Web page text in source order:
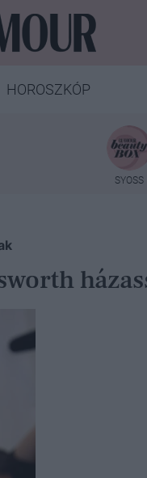
HOROSZKÓP
SYOSS